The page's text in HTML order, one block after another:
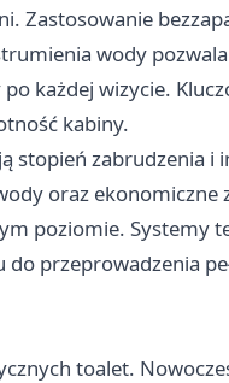
Zastosowanie
wody
każdej wizycie.
kabiny.
stopień zabrudzenia i
oraz ekonomiczne
poziomie. Systemy
przeprowadzenia
toalet.